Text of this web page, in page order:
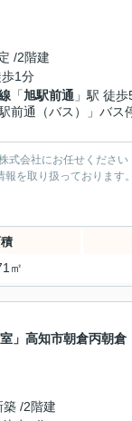
/2階建
歩1分
「旭駅前通 」駅 徒
前通（バス）」バス
式会社にお任せください
を取り扱っております。
㎡
室」高知市朝倉丙朝
/2階建